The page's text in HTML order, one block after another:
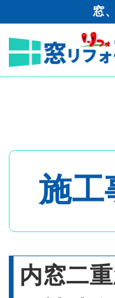
窓
- 内窓・二
- 窓リフ
窓リフォー
リフォーム
施工
内窓二